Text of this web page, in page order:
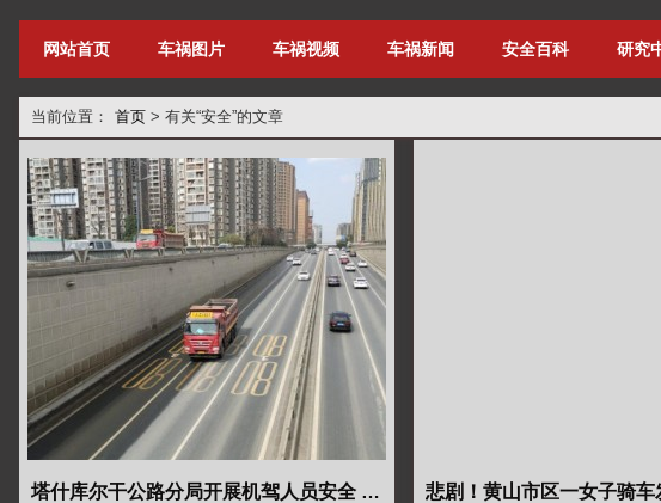
网站首页 车祸图片 车祸视频 车祸新闻 安全百科 研究
当前位置： 首页 > 有关“安全”的文章
塔什库尔干公路分局开展机驾人员安全 教育培训